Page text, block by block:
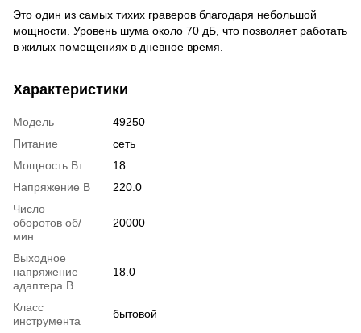
Это один из самых тихих граверов благодаря небольшой
мощности. Уровень шума около 70 дБ, что позволяет работать
в жилых помещениях в дневное время.
Характеристики
Модель
49250
Питание
сеть
Мощность Вт
18
Напряжение В
220.0
Число
оборотов об/
мин
20000
Выходное
напряжение
адаптера В
18.0
Класс
инструмента
бытовой